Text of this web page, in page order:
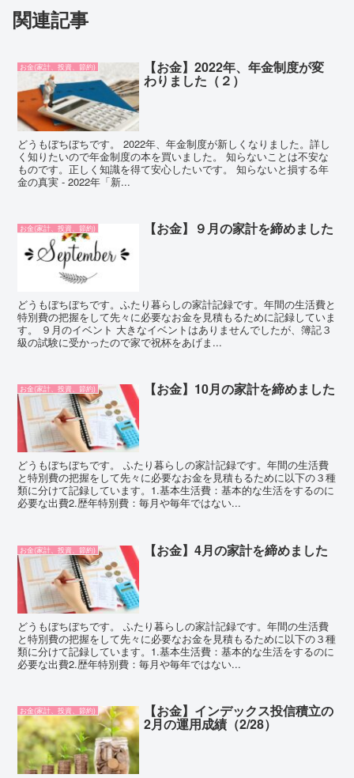
関連記事
お金(家計、投資、節約) 【お金】2022年、年金制度が変
わりました（２）
どうもぼちぼちです。 2022年、年金制度が新しくなりました。詳し
く知りたいので年金制度の本を買いました。 知らないことは不安な
ものです。正しく知識を得て安心したいです。 知らないと損する年
金の真実 - 2022年「新...
お金(家計、投資、節約) 【お金】９月の家計を締めました
どうもぼちぼちです。ふたり暮らしの家計記録です。年間の生活費と
特別費の把握をして先々に必要なお金を見積もるために記録していま
す。 ９月のイベント 大きなイベントはありませんでしたが、簿記３
級の試験に受かったので家で祝杯をあげま...
お金(家計、投資、節約) 【お金】10月の家計を締めました
どうもぼちぼちです。 ふたり暮らしの家計記録です。年間の生活費
と特別費の把握をして先々に必要なお金を見積もるために以下の３種
類に分けて記録しています。1.基本生活費：基本的な生活をするのに
必要な出費2.歴年特別費：毎月や毎年ではない...
お金(家計、投資、節約) 【お金】4月の家計を締めました
どうもぼちぼちです。 ふたり暮らしの家計記録です。年間の生活費
と特別費の把握をして先々に必要なお金を見積もるために以下の３種
類に分けて記録しています。1.基本生活費：基本的な生活をするのに
必要な出費2.歴年特別費：毎月や毎年ではない...
お金(家計、投資、節約) 【お金】インデックス投信積立の
2月の運用成績（2/28）